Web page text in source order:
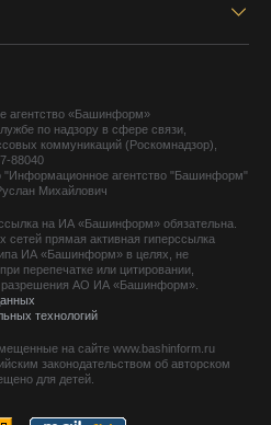
агентство «Башинформ»
по надзору в сфере связи,
коммуникаций (Роскомнадзор),
88040
"Информационное агентство "Башинформ"
Михайлович
на ИА «Башинформ» обязательна.
сетей прямая активная гиперссылка
ИА «Башинформ» в целях, не
перепечатке или цитировании,
разрешения АО ИА «Башинформ».
технологий
на сайте www.bashinform.ru
законодательством об авторском
для детей.